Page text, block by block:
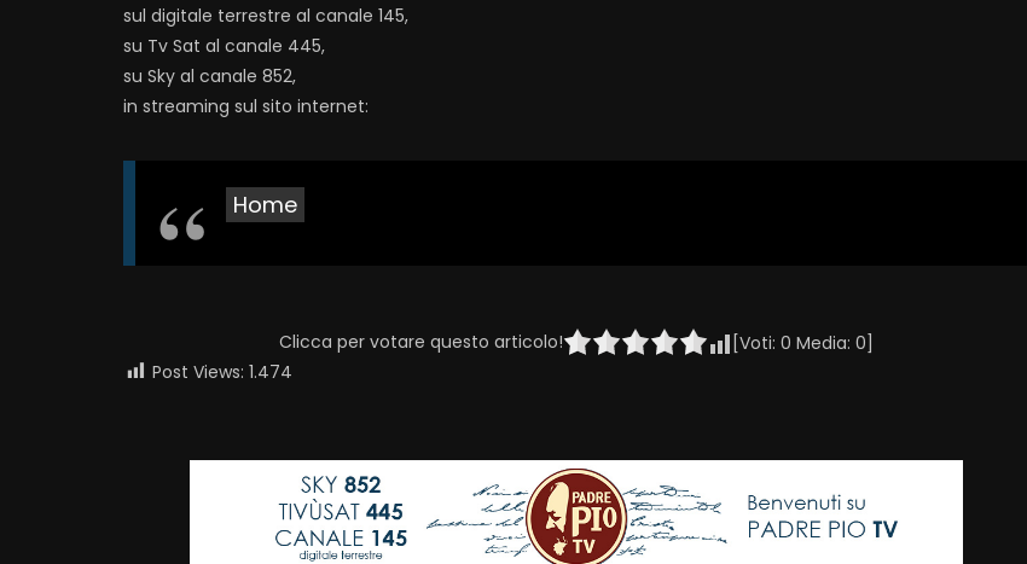
sul digitale terrestre al canale 145,
su Tv Sat al canale 445,
su Sky al canale 852,
in streaming sul sito internet:
Home
Clicca per votare questo articolo! [Voti: 0 Media: 0
Post Views: 1.474